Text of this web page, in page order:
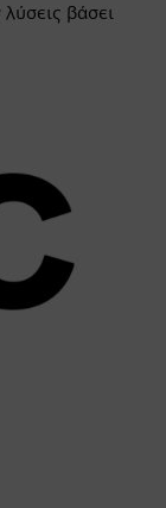
βάσει